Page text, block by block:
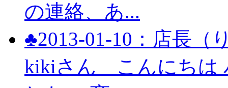
の連絡、あ...
♣2013-01-10：店長（
kikiさん こんにちは